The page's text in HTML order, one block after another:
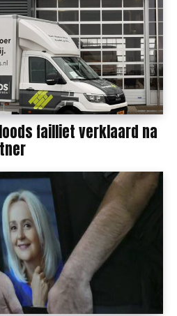
failliet verklaard na